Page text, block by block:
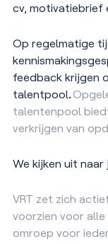
cv, motivatiebrief
Op regelmatige
feedback krijgen
talentpool.
talentenpool
verkrijgen van
We kijken uit
VRT zet zich
voorzien voor alle
omroep voor